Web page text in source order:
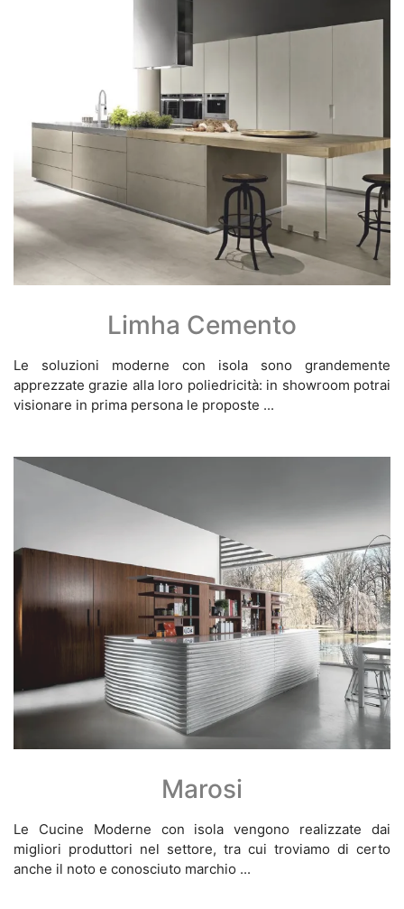
Limha Cemento
Le soluzioni moderne con isola sono grandemente
apprezzate grazie alla loro poliedricità: in showroom potrai
visionare in prima persona le proposte ...
Marosi
Le Cucine Moderne con isola vengono realizzate dai
migliori produttori nel settore, tra cui troviamo di certo
anche il noto e conosciuto marchio ...